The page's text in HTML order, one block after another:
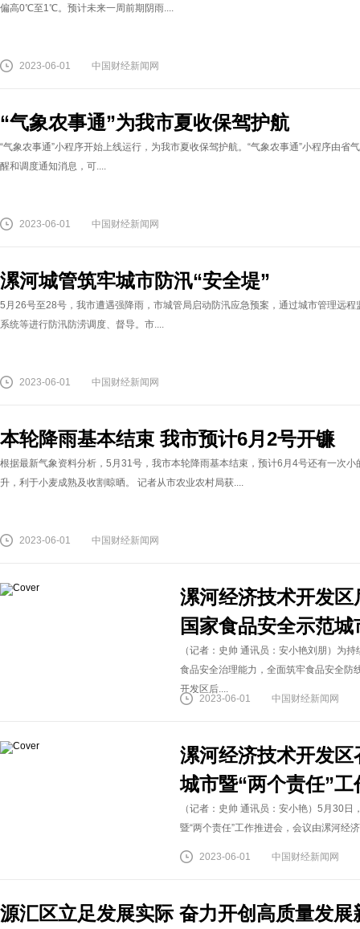
偏高0℃至1℃。预计未来一周前期阴雨....
2023-06-01 中国财经新闻网
“气象农事通”为我市夏收保驾护航
“气象农事通”小程序开始上线运行，为我市夏收保驾护航。“气象农事通”小程序由
醒和调度通知消息，可....
2023-06-01 中国财经新闻网
漯河城管筑牢城市防汛“安全堤”
5月26号至28号，我市遭遇强降雨，市城管局启动防汛应急预案，通过城市管理远
系统等进行防汛防涝调度、督导。市....
2023-06-01 中国财经新闻网
本轮降雨基本结束 我市预计6月2号开镰
根据最新气象资料分析，5月31号，我市本轮降雨基本结束，预计6月4号还有一次
升，利于小麦成熟及收割晾晒。 记者从市农业农村局获....
2023-06-01 中国财经新闻网
漯河经济技术开发
国家食品安全示范城
（记者：史帅 通讯员：安小艳刘朋）为
食品安全治理能力，全面筑牢食品安全防
开发区后....
2023-06-01
中国财经新闻网
漯河经济技术开发
城市暨“两个责任”工
（记者：史帅 通讯员：安小艳）5月30
暨“两个责任”工作推进会，会议由漯河经
2023-06-01 中国财经新闻网
源汇区立足发展实际 奋力开创高质量发展